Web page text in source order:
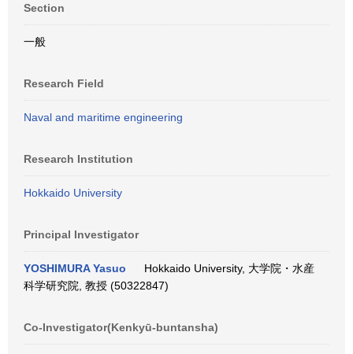
Section
一般
Research Field
Naval and maritime engineering
Research Institution
Hokkaido University
Principal Investigator
YOSHIMURA Yasuo
Hokkaido University, 大学院・水産
科学研究院, 教授 (50322847)
Co-Investigator(Kenkyū-buntansha)